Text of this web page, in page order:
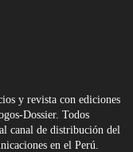
y revista con ediciones
Dossier. Todos
canal de distribución del
en el Perú.